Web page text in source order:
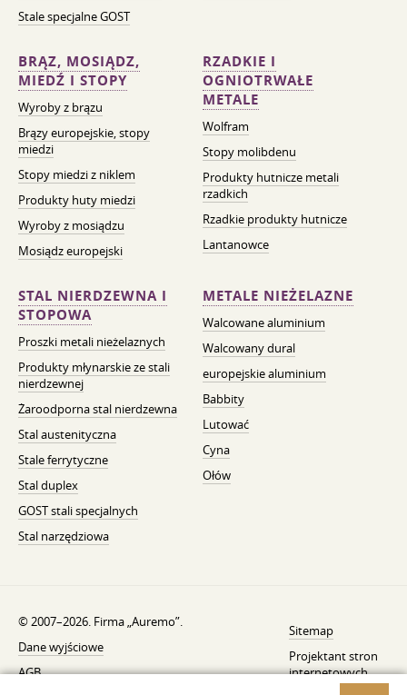
Stale specjalne GOST
BRĄZ, MOSIĄDZ,
MIEDŹ I STOPY
Wyroby z brązu
Brązy europejskie, stopy
miedzi
Stopy miedzi z niklem
Produkty huty miedzi
Wyroby z mosiądzu
Mosiądz europejski
RZADKIE I
OGNIOTRWAŁE
METALE
Wolfram
Stopy molibdenu
Produkty hutnicze metali
rzadkich
Rzadkie produkty hutnicze
Lantanowce
STAL NIERDZEWNA I
STOPOWA
Proszki metali nieżelaznych
Produkty młynarskie ze stali
nierdzewnej
Żaroodporna stal nierdzewna
Stal austenityczna
Stale ferrytyczne
Stal duplex
GOST stali specjalnych
Stal narzędziowa
METALE NIEŻELAZNE
Walcowane aluminium
Walcowany dural
europejskie aluminium
Babbity
Lutować
Cyna
Ołów
© 2007–2026. Firma „Auremo”.
Dane wyjściowe
AGB
Sitemap
Projektant stron
internetowych